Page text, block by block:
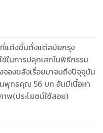
ที่แต่งขึ้นตั้งแต่สมัยกรุง
ในการปลุกเสกในพิธีกรรม
จองขลังเรื่อยมาจนถึงปัจุจุบัน
นพุทธคุณ 56 บท อันมีเนื้อหา
พ(ประโยชน์ใช้สอย)